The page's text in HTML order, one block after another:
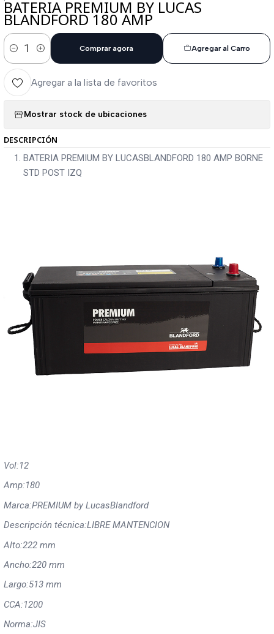
BATERIA PREMIUM BY LUCAS
BLANDFORD 180 AMP
Cantidad
Agregar al Carro
Comprar agora
Agregar a la lista de favoritos
Mostrar stock de ubicaciones
DESCRIPCIÓN
BATERIA PREMIUM BY LUCASBLANDFORD 180 AMP BORNE
STD POST IZQ
Vol:12
Amp:180
Marca:PREMIUM by LucasBlandford
Descripción técnica:LIBRE MANTENCION
Alto:222 mm
Ancho:220 mm
Largo:513 mm
CCA:1200
Norma:JIS